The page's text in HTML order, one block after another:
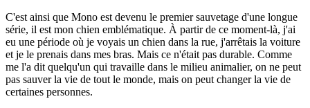
C'est ainsi que Mono est devenu le premier sauvetage d'une longue
série, il est mon chien emblématique. À partir de ce moment-là, j'ai
eu une période où je voyais un chien dans la rue, j'arrêtais la voiture
et je le prenais dans mes bras. Mais ce n'était pas durable. Comme
me l'a dit quelqu'un qui travaille dans le milieu animalier, on ne peut
pas sauver la vie de tout le monde, mais on peut changer la vie de
certaines personnes.